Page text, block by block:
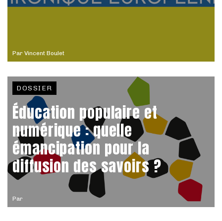
Par Vincent Boulet
Par
DOSSIER
Éducation populaire et
numérique : quelle
émancipation pour la
diffusion des savoirs ?